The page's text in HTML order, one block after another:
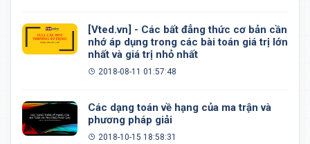
[Vted.vn] - Các bất đẳng thức cơ bản cần
nhớ áp dụng trong các bài toán giá trị lớn
nhất và giá trị nhỏ nhất
2018-08-11 01:57:48
Các dạng toán về hạng của ma trận và
phương pháp giải
2018-10-15 18:58:31